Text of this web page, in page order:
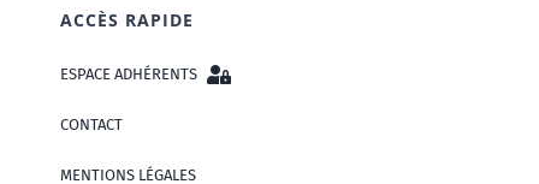
ACCÈS RAPIDE
ESPACE ADHÉRENTS
CONTACT
MENTIONS LÉGALES